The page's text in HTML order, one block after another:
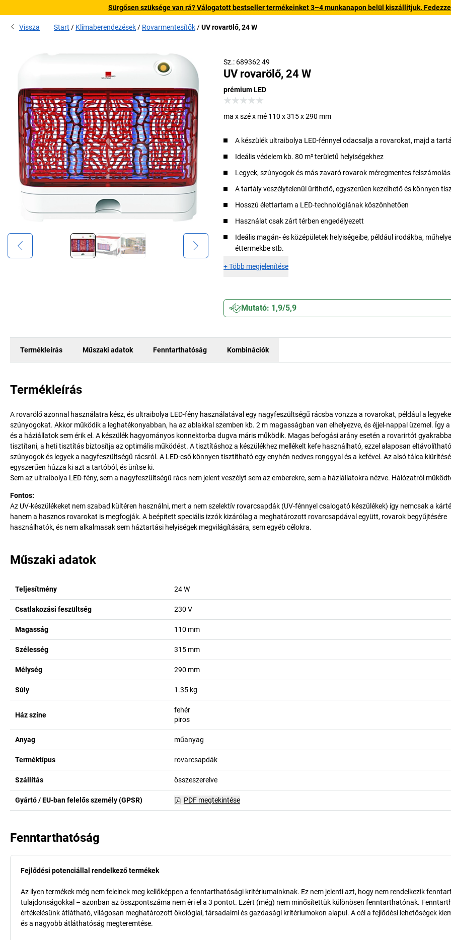
Sürgősen szüksége van rá? Válogatott bestseller termékeinket 3–4 munkanapon belül kiszállítjuk.
Vissza Start Klímaberendezések Rovarmentesítők UV rovarölő, 24 W
Sz.: 689362 49
UV rovarölő, 24 W
prémium LED
ma x szé x mé 110 x 315 x 290 mm
A készülék ultraibolya LED-fénnyel odacsalja a rovarokat, majd a
Ideális védelem kb. 80 m² területű helyiségekhez
Legyek, szúnyogok és más zavaró rovarok méregmentes
A tartály veszélytelenül üríthető, egyszerűen kezelhető és könnyen
Hosszú élettartam a LED-technológiának köszönhetően
Használat csak zárt térben engedélyezett
Ideális magán- és középületek helyiségeibe, például irodákba,
éttermekbe stb.
+Több megjelenítése
Mutató: 1,9/5,9
Termékleírás Műszaki adatok Fenntarthatóság Kombinációk
Termékleírás
A rovarölő azonnal használatra kész, és ultraibolya LED-fény használatával egy nagyfeszültségű rácsba vonzza a rovarokat, például a
szúnyogokat. Akkor működik a leghatékonyabban, ha az ablakkal szemben kb. 2 m magasságban van elhelyezve, és éjjel-nappal üzemel. Így
és a háziállatok sem érik el. A készülék hagyományos konnektorba dugva máris működik. Magas befogási arány esetén a rovarirtót
tisztítani, a heti tisztítás biztosítja az optimális működést. A tisztításhoz a készülékhez mellékelt kefe használható, ezzel alaposan
szúnyogok és legyek a nagyfeszültségű rácsról. A LED-cső könnyen tisztítható egy enyhén nedves ronggyal és a kefével. Az alsó tálca
egyszerűen húzza ki azt a tartóból, és ürítse ki.
Sem az ultraibolya LED-fény, sem a nagyfeszültségű rács nem jelent veszélyt sem az emberekre, sem a háziállatokra nézve. Hálózatról
Fontos:
Az UV-készülékeket nem szabad kültéren használni, mert a nem szelektív rovarcsapdák (UV-fénnyel csalogató készülékek) így nemcsak a
hanem a hasznos rovarokat is megfogják. A beépített speciális izzók kizárólag a meghatározott rovarcsapdával együtt, rovarok begyűjtésére
használhatók, és nem alkalmasak sem háztartási helyiségek megvilágítására, sem egyéb célokra.
Műszaki adatok
Teljesítmény 24W
Csatlakozási feszültség 230 V
Magasság 110 mm
Szélesség 315 mm
Mélység 290 mm
Súly 1.35 kg
Ház színe
fehér
piros
Anyag műanyag
Terméktípus rovarcsapdák
Szállítás összeszerelve
Gyártó / EU-ban felelős személy (GPSR) PDF megtekintése
Fenntarthatóság
Fejlődési potenciállal rendelkező termékek
Az ilyen termékek még nem felelnek meg kellőképpen a fenntarthatósági kritériumainknak. Ez nem jelenti azt, hogy nem rendelkezik
tulajdonságokkal – azonban az összpontszáma nem éri el a 3 pontot. Ezért (még) nem minősítettük különösen fenntarthatónak.
értékelésünk átlátható, világosan meghatározott ökológiai, társadalmi és gazdasági kritériumokon alapul. A cél a fejlődési lehetőségek
és a nagyobb átláthatóság megteremtése.